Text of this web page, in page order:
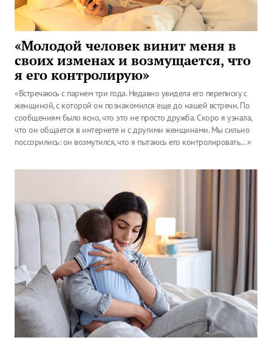
«Молодой человек винит меня в
своих изменах и возмущается, что
я его контролирую»
«Встречаюсь с парнем три года. Недавно увидела его переписку с
женщиной, с которой он познакомился еще до нашей встречи. По
сообщениям было ясно, что это не просто дружба. Скоро я узнала,
что он общается в интернете и с другими женщинами. Мы сильно
поссорились: он возмутился, что я пытаюсь его контролировать…»